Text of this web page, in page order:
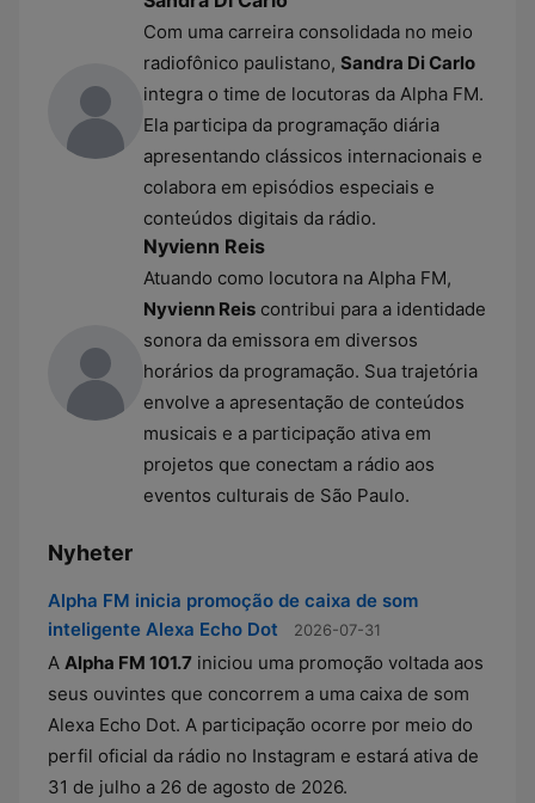
Com uma carreira consolidada no meio
radiofônico paulistano, Sandra Di Carlo
integra o time de locutoras da Alpha FM.
Ela participa da programação diária
apresentando clássicos internacionais e
colabora em episódios especiais e
conteúdos digitais da rádio.
Nyvienn Reis
Atuando como locutora na Alpha FM,
Nyvienn Reis contribui para a identidade
sonora da emissora em diversos
horários da programação. Sua trajetória
envolve a apresentação de conteúdos
musicais e a participação ativa em
projetos que conectam a rádio aos
eventos culturais de São Paulo.
Nyheter
Alpha FM inicia promoção de caixa de som
inteligente Alexa Echo Dot
2026-07-31
A Alpha FM 101.7 iniciou uma promoção voltada aos
seus ouvintes que concorrem a uma caixa de som
Alexa Echo Dot. A participação ocorre por meio do
perfil oficial da rádio no Instagram e estará ativa de
31 de julho a 26 de agosto de 2026.